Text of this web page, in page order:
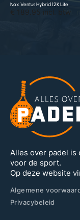
Nox Ventus Hybrid 12K Lite
€ 189.95 incl. btw
Alles over padel is
voor de sport.
Op deze website
Algemene
Privacybeleid